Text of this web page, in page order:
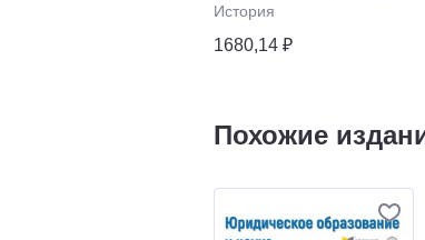
История
1680,14 ₽
Похожие